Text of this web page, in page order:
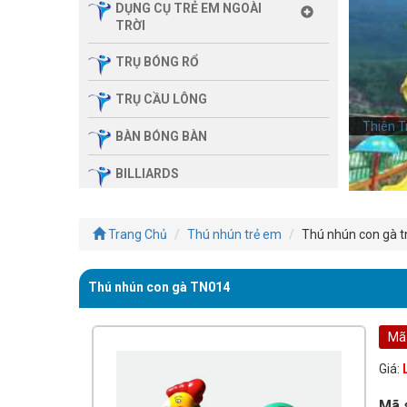
DỤNG CỤ TRẺ EM NGOÀI
TRỜI
TRỤ BÓNG RỔ
TRỤ CẦU LÔNG
BÀN BÓNG BÀN
BILLIARDS
ĐÌNH
THIẾT BỊ PHÒNG GYM
Thiên
Thiên
Trang Chủ Thú nhún trẻ em Thú nhún con gà
Thú nhún con gà TN014
Giá: